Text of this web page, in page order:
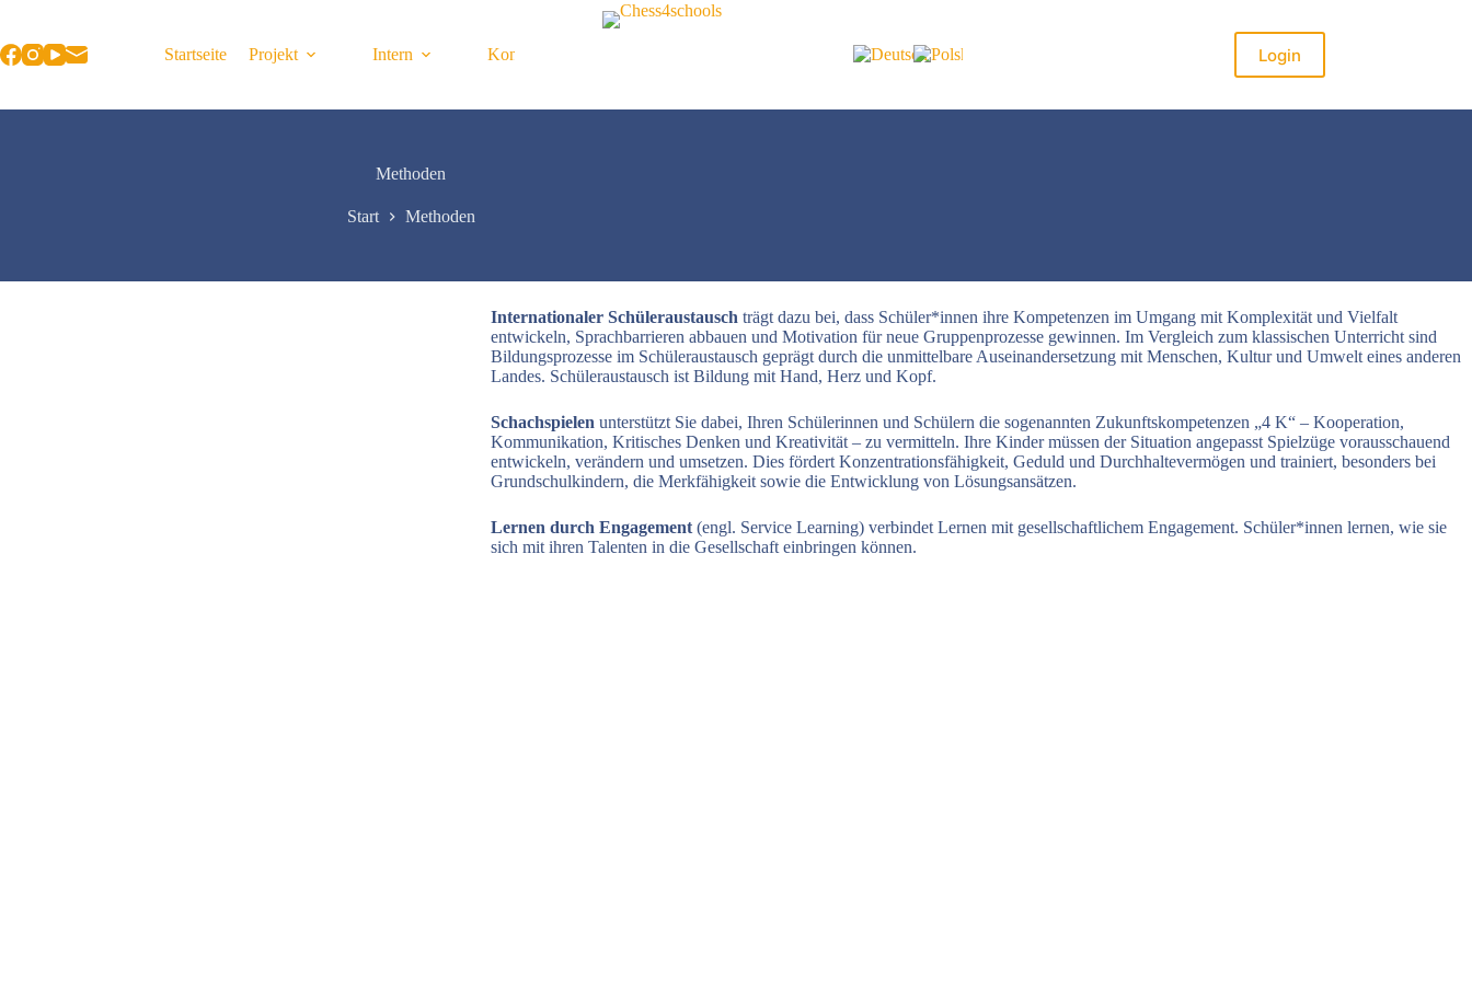
springen
Startseite Projekt Intern Kontakt Login
Methoden
Start Methoden
Internationaler Schüleraustausch trägt dazu bei, dass Schüler*innen ihre Kompetenzen im Umgang mit Komplexität und Vielfalt
entwickeln, Sprachbarrieren abbauen und Motivation für neue Gruppenprozesse gewinnen. Im Vergleich zum klassischen Unterricht sind
Bildungsprozesse im Schüleraustausch geprägt durch die unmittelbare Auseinandersetzung mit Menschen, Kultur und Umwelt eines anderen
Landes. Schüleraustausch ist Bildung mit Hand, Herz und Kopf.
Schachspielen unterstützt Sie dabei, Ihren Schülerinnen und Schülern die sogenannten Zukunftskompetenzen „4 K“ – Kooperation,
Kommunikation, Kritisches Denken und Kreativität – zu vermitteln. Ihre Kinder müssen der Situation angepasst Spielzüge vorausschauend
entwickeln, verändern und umsetzen. Dies fördert Konzentrationsfähigkeit, Geduld und Durchhaltevermögen und trainiert, besonders bei
Grundschulkindern, die Merkfähigkeit sowie die Entwicklung von Lösungsansätzen.
Lernen durch Engagement(engl. Service Learning) verbindet Lernen mit gesellschaftlichem Engagement. Schüler*innen lernen, wie sie
sich mit ihren Talenten in die Gesellschaft einbringen können.